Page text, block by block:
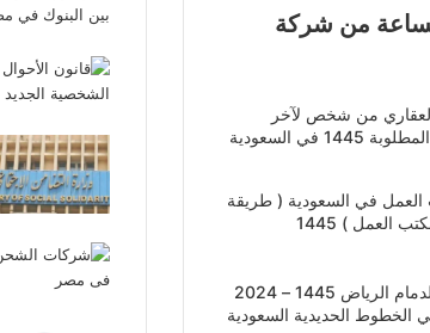
من شركة
من شخص لآخر
في السعودية
في السعودية ( طريقة
العمل ) 1445
أسعار تذاكر القطار الدمام الرياض 1445 – 2024
الخطوط الحديدية السعودية